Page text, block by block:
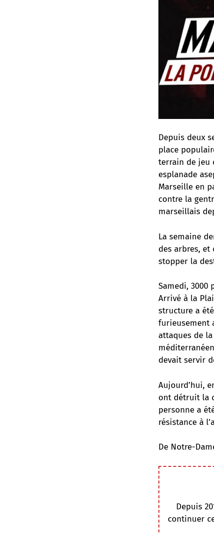
Depuis deux
place
terrain de jeu
esplanade
Marseille en
contre la
marseillais
La semaine
des arbres, et
stopper la
Samedi, 3000
Arrivé à la
structure a
furieusement
attaques de
devait servir
Aujourd’hui,
ont détruit la
personne a
résistance à
De Notre-
Depuis
continuer